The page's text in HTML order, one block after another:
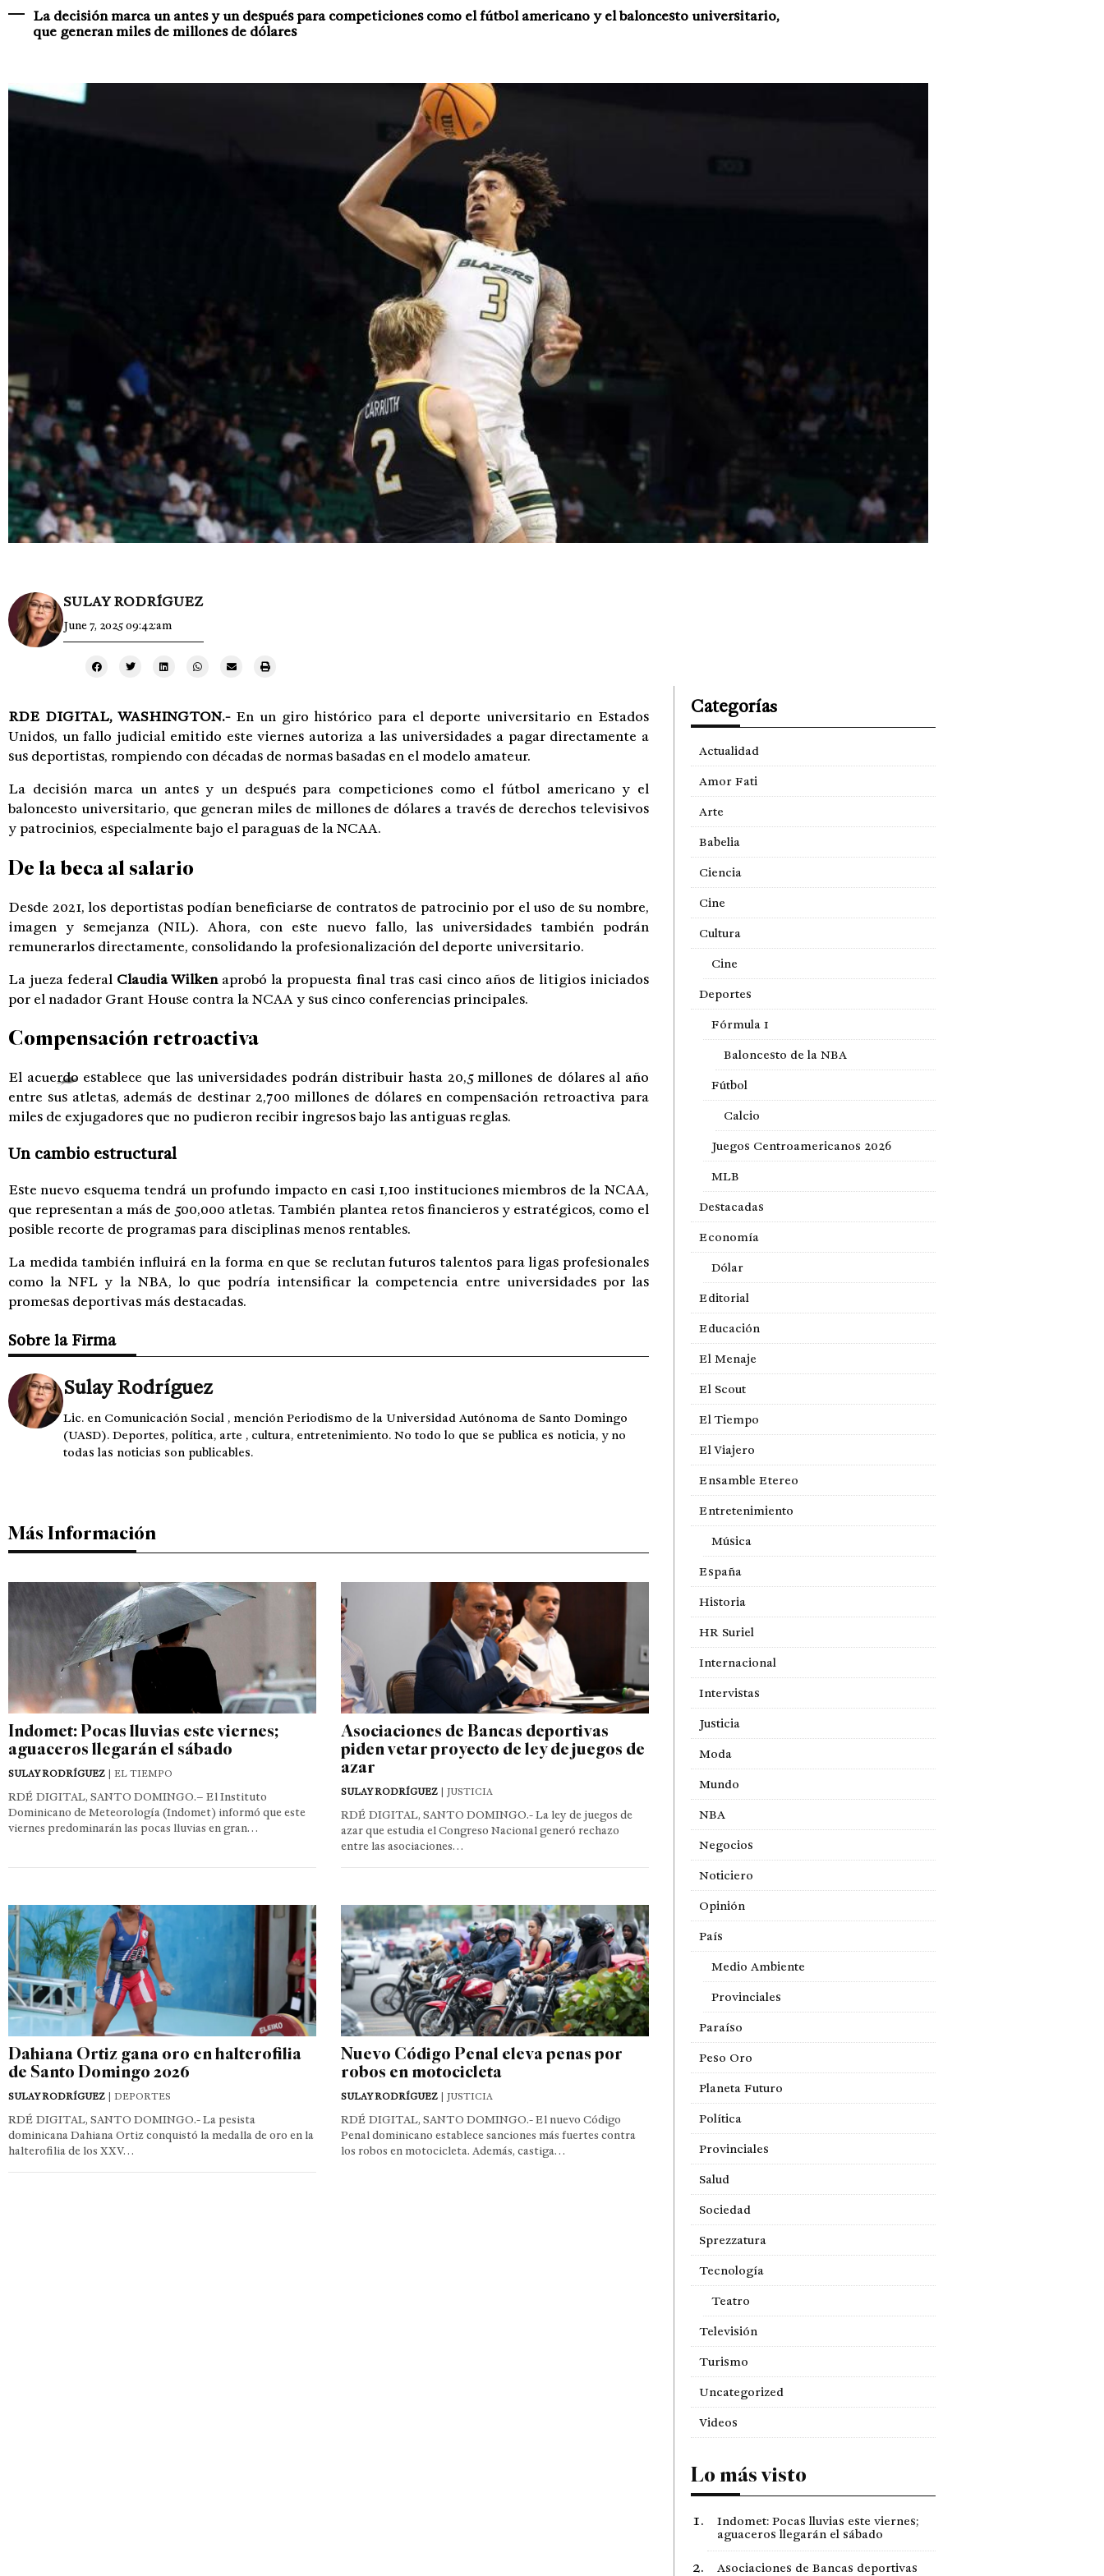
La decisión marca un antes y un después para competiciones como el fútbol americano y el baloncesto universitario,
que generan miles de millones de dólares
SULAY RODRÍGUEZ
June 7, 2025 09:42:am
RDE DIGITAL, WASHINGTON.-En un giro histórico para el deporte universitario en Estados
Unidos, un fallo judicial emitido este viernes autoriza a las universidades a pagar directamente a
sus deportistas, rompiendo con décadas de normas basadas en el modelo amateur.
La decisión marca un antes y un después para competiciones como el fútbol americano y el
baloncesto universitario, que generan miles de millones de dólares a través de derechos televisivos
y patrocinios, especialmente bajo el paraguas de la NCAA.
De la beca al salario
Desde 2021, los deportistas podían beneficiarse de contratos de patrocinio por el uso de su nombre,
imagen y semejanza (NIL). Ahora, con este nuevo fallo, las universidades también podrán
remunerarlos directamente, consolidando la profesionalización del deporte universitario.
La jueza federal Claudia Wilkenaprobó la propuesta final tras casi cinco años de litigios iniciados
por el nadador Grant House contra la NCAA y sus cinco conferencias principales.
Compensación retroactiva
El acuerdo establece que las universidades podrán distribuir hasta 20,5 millones de dólares al año
entre sus atletas, además de destinar 2,700 millones de dólares en compensación retroactiva para
miles de exjugadores que no pudieron recibir ingresos bajo las antiguas reglas.
Un cambio estructural
Este nuevo esquema tendrá un profundo impacto en casi 1,100 instituciones miembros de la NCAA,
que representan a más de 500,000 atletas. También plantea retos financieros y estratégicos, como el
posible recorte de programas para disciplinas menos rentables.
La medida también influirá en la forma en que se reclutan futuros talentos para ligas profesionales
como la NFL y la NBA, lo que podría intensificar la competencia entre universidades por las
promesas deportivas más destacadas.
Sobre la Firma
Sulay Rodríguez
Lic. en Comunicación Social , mención Periodismo de la Universidad Autónoma de Santo Domingo
(UASD). Deportes, política, arte , cultura, entretenimiento. No todo lo que se publica es noticia, y no
todas las noticias son publicables.
Más Información
Indomet: Pocas lluvias este viernes;
aguaceros llegarán el sábado
SULAY RODRÍGUEZ | EL TIEMPO
RDÉ DIGITAL, SANTO DOMINGO.– El Instituto
Dominicano de Meteorología (Indomet) informó que este
viernes predominarán las pocas lluvias en gran…
Asociaciones de Bancas deportivas
piden vetar proyecto de ley de juegos de
azar
SULAY RODRÍGUEZ| JUSTICIA
RDÉ DIGITAL, SANTO DOMINGO.- La ley de juegos de
azar que estudia el Congreso Nacional generó rechazo
entre las asociaciones…
Dahiana Ortiz gana oro en halterofilia
de Santo Domingo 2026
SULAY RODRÍGUEZ | DEPORTES
RDÉ DIGITAL, SANTO DOMINGO.- La pesista
dominicana Dahiana Ortiz conquistó la medalla de oro en la
halterofilia de los XXV…
Nuevo Código Penal eleva penas por
robos en motocicleta
SULAY RODRÍGUEZ| JUSTICIA
RDÉ DIGITAL, SANTO DOMINGO.- El nuevo Código
Penal dominicano establece sanciones más fuertes contra
los robos en motocicleta. Además, castiga…
Categorías
Actualidad
Amor Fati
Arte
Babelia
Ciencia
Cine
Cultura
Cine
Deportes
Fórmula 1
Baloncesto de la NBA
Fútbol
Calcio
Juegos Centroamericanos 2026
MLB
Destacadas
Economía
Dólar
Editorial
Educación
El Menaje
El Scout
El Tiempo
El Viajero
Ensamble Etereo
Entretenimiento
Música
España
Historia
HR Suriel
Internacional
Intervistas
Justicia
Moda
Mundo
NBA
Negocios
Noticiero
Opinión
País
Medio Ambiente
Provinciales
Paraíso
Peso Oro
Planeta Futuro
Política
Provinciales
Salud
Sociedad
Sprezzatura
Tecnología
Teatro
Televisión
Turismo
Uncategorized
Videos
Lo más visto
Indomet: Pocas lluvias este viernes;
aguaceros llegarán el sábado
Asociaciones de Bancas deportivas